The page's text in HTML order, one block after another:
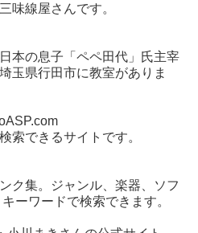
味線屋さんです。
本の息子「ペペ田代」氏主宰
玉県行田市に教室がありま
索できるサイトです。
ク集。ジャンル、楽器、ソフ
ーワードで検索できます。